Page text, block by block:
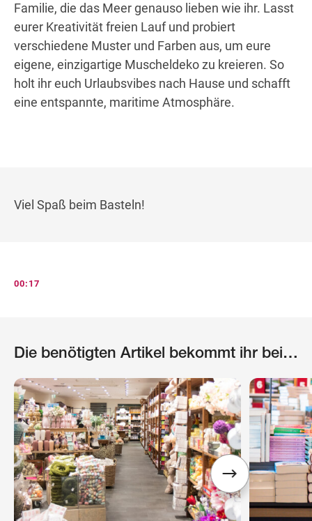
Familie, die das Meer genauso lieben wie ihr. Lasst
eurer Kreativität freien Lauf und probiert
verschiedene Muster und Farben aus, um eure
eigene, einzigartige Muscheldeko zu kreieren. So
holt ihr euch Urlaubsvibes nach Hause und schafft
eine entspannte, maritime Atmosphäre.
Viel Spaß beim Basteln!
00:17
Die benötigten Artikel bekommt ihr bei…